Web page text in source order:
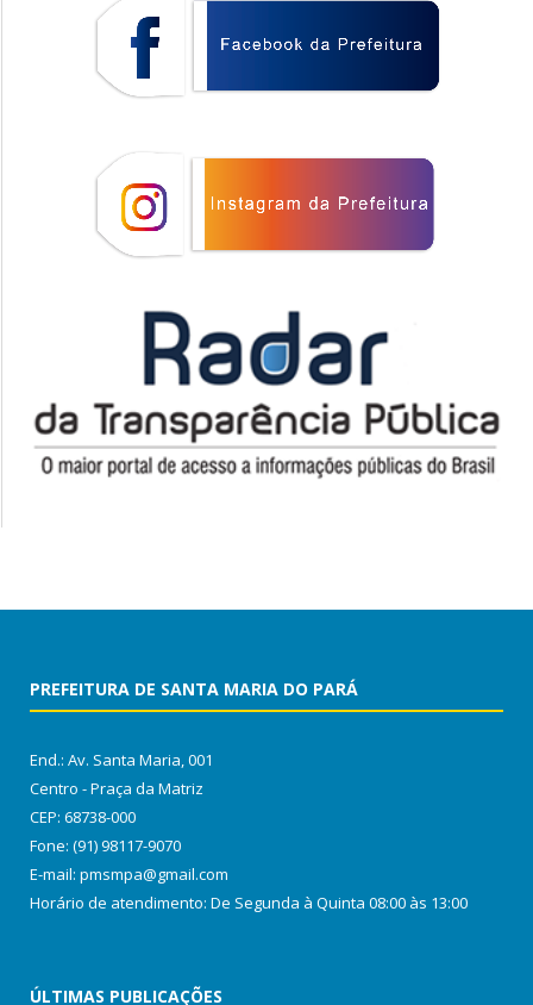
PREFEITURA DE SANTA MARIA DO PARÁ
End.: Av. Santa Maria, 001
Centro - Praça da Matriz
CEP: 68738-000
Fone: (91) 98117-9070
E-mail: pmsmpa@gmail.com
Horário de atendimento: De Segunda à Quinta 08:00 às 13:00
ÚLTIMAS PUBLICAÇÕES